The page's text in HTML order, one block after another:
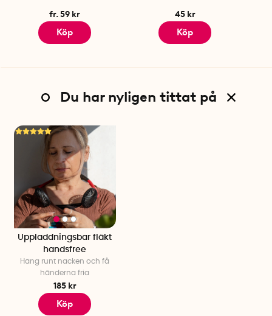
fr. 59 kr
Köp
45 kr
Köp
Du har nyligen tittat på
Uppladdningsbar fläkt
handsfree
Häng runt nacken och få
händerna fria
185 kr
Köp